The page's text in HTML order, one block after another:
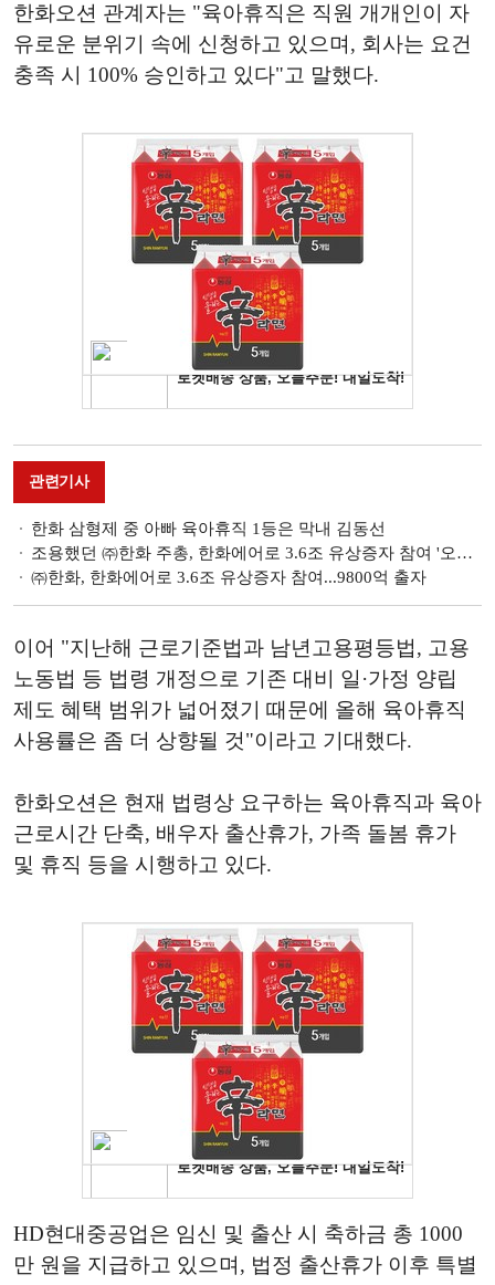
한화오션 관계자는 "육아휴직은 직원 개개인이 자
유로운 분위기 속에 신청하고 있으며, 회사는 요건
충족 시 100% 승인하고 있다"고 말했다.
관련기사
한화 삼형제 중 아빠 육아휴직 1등은 막내 김동선
조용했던 ㈜한화 주총, 한화에어로 3.6조 유상증자 참여 '오리무중'
㈜한화, 한화에어로 3.6조 유상증자 참여...9800억 출자
이어 "지난해 근로기준법과 남년고용평등법, 고용
노동법 등 법령 개정으로 기존 대비 일·가정 양립
제도 혜택 범위가 넓어졌기 때문에 올해 육아휴직
사용률은 좀 더 상향될 것"이라고 기대했다.
한화오션은 현재 법령상 요구하는 육아휴직과 육아
근로시간 단축, 배우자 출산휴가, 가족 돌봄 휴가
및 휴직 등을 시행하고 있다.
HD현대중공업은 임신 및 출산 시 축하금 총 1000
만 원을 지급하고 있으며, 법정 출산휴가 이후 특별